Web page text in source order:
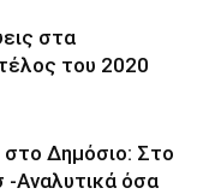
στα
του 2020
Δημόσιο: Στο
-Αναλυτικά όσα